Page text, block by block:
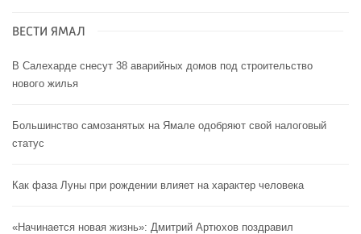
ВЕСТИ ЯМАЛ
В Салехарде снесут 38 аварийных домов под строительство
нового жилья
Большинство самозанятых на Ямале одобряют свой налоговый
статус
Как фаза Луны при рождении влияет на характер человека
«Начинается новая жизнь»: Дмитрий Артюхов поздравил